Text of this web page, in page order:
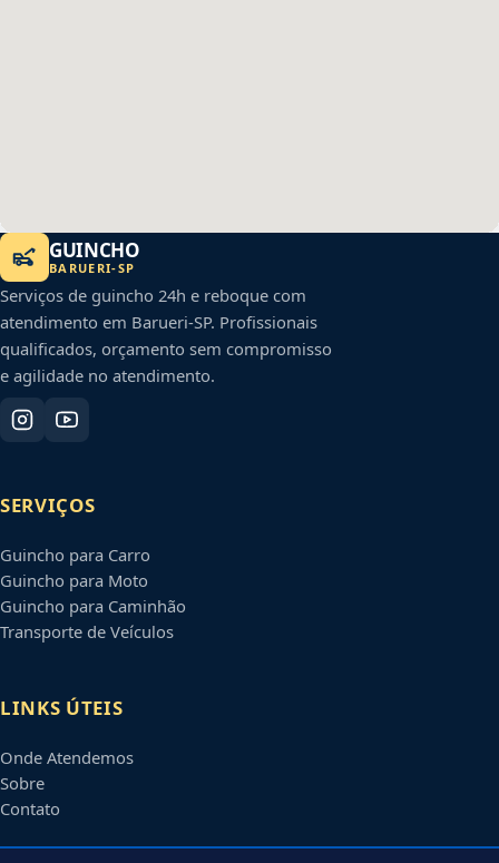
GUINCHO
BARUERI-SP
Serviços de guincho 24h e reboque com
atendimento em Barueri-SP. Profissionais
qualificados, orçamento sem compromisso
e agilidade no atendimento.
SERVIÇOS
Guincho para Carro
Guincho para Moto
Guincho para Caminhão
Transporte de Veículos
LINKS ÚTEIS
Onde Atendemos
Sobre
Contato